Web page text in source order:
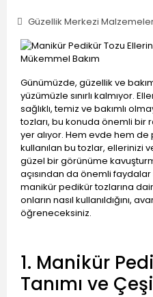
Güzellik Merkezi
Günümüzde, güzellik ve
yüzümüzle sınırlı kalmıyor.
sağlıklı, temiz ve bakımlı
tozları, bu konuda önemli bir
yer alıyor. Hem evde hem
kullanılan bu tozlar, ellerinizi
güzel bir görünüme
açısından da önemli
manikür pedikür tozlarına
onların nasıl kullanıldığını,
öğreneceksiniz.
1. Manikür
Tanımı ve